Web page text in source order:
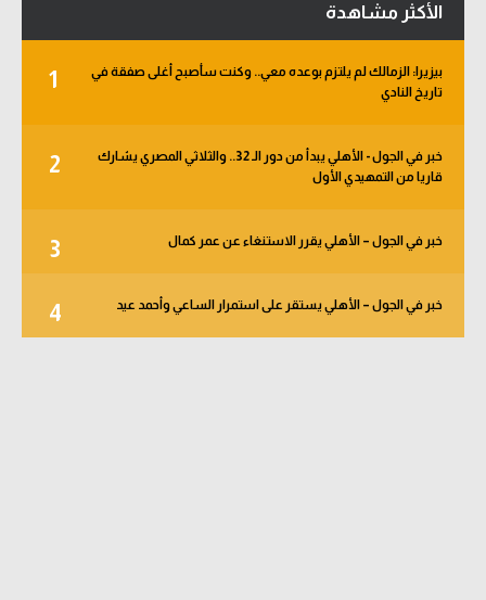
الأكثر مشاهدة
1
بيزيرا: الزمالك لم يلتزم بوعده معي.. وكنت سأصبح أغلى صفقة في
تاريخ النادي
2
خبر في الجول - الأهلي يبدأ من دور الـ 32.. والثلاثي المصري يشارك
قاريا من التمهيدي الأول
3 خبر في الجول – الأهلي يقرر الاستنغاء عن عمر كمال
4 خبر في الجول – الأهلي يستقر على استمرار الساعي وأحمد عيد